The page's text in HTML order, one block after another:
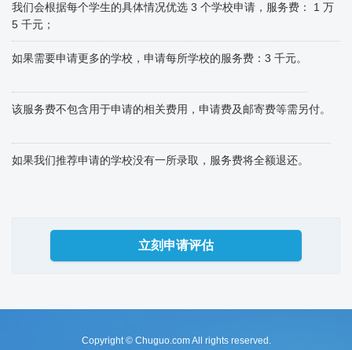
我们会根据每个学生的具体情况优选 3 个学校申请，服务费： 1 万
5 千元；
如果需要申请更多的学校，申请每所学校的服务费：3 千元。
该服务费不包含用于申请的相关费用，申请费及邮寄费等需另付。
如果我们推荐申请的学校没有一所录取，服务费将全额退还。
立刻申请评估
Copyright © Chuguo.com All rights reserved.